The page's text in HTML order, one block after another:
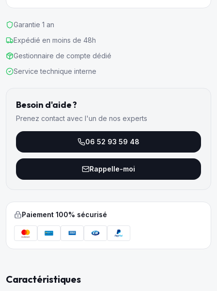
Garantie 1 an
Expédié en moins de 48h
Gestionnaire de compte dédié
Service technique interne
Besoin d'aide ?
Prenez contact avec l'un de nos experts
06 52 93 59 48
Rappelle-moi
Paiement 100% sécurisé
Caractéristiques